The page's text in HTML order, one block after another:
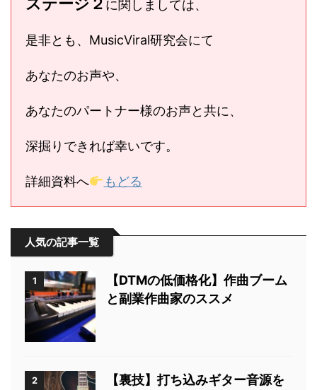
に関しましては、
是非とも、MusicViral研究会にて
あなたのお声や、
あなたのパートナー様のお声と共に、
深掘りできれば幸いです。
詳細資料へ もどる
人気の記事一覧
1
【DTMの低価格化】作曲ブーム
と副業作曲家のススメ
2
【裏技】打ち込みギター音源を